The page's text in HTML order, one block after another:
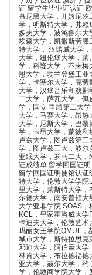
证 留学生毕业证认证
慕尼黑大学，开姆尼茨
学，明斯特大学，弗赖
多夫大学，波鸿鲁尔
埃森大学，凯撒斯劳滕
特大学， 汉诺威大学
大学，纽伦堡大学，
学，科隆大学，不来梅
恩大学，勃兰登堡工业
学，卡塞尔大学，克劳
大学，汉堡音乐和戏
二大学，萨瓦大学，佩
学，国立 里昂第二大
大学，马赛大学，昂
大学，尼斯大学，巴
学，卡昂大学，蒙彼利
卢兹大学，图卢兹第
学，图卢兹三大，波尔
亚眠大学，罗马二大
证成绩单 留学回国证
留学回国证明使馆认
特大学，伦敦大学学
里大学，莱斯特大学
尔德大学，南安普顿大
大学亚非学院 SOAS
KCL，皇家霍洛威大学
卡迪夫大学，伦敦艺术
玛丽女王学院QMUL，
城市大学，斯特拉思克
邓迪大学，阿伯泰大学
林肯大学，布拉德福德
亚大学，赫尔大学，
学，伦敦商学院大学，